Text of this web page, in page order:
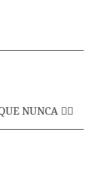
NUNCA 🧜‍♀️